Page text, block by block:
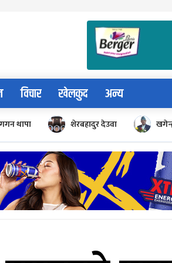
विचार खेलकुद अन्य
गगन थापा शेरबहादुर देउवा